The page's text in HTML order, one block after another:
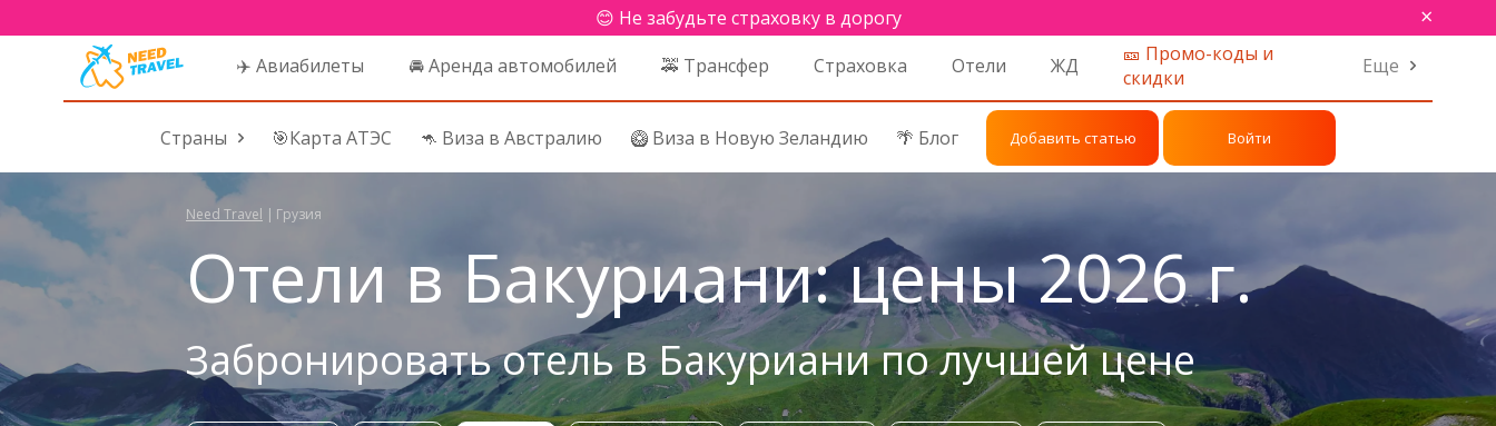
😊 Не забудьте страховку в дорогу ×
✈️ Авиабилеты 🚘 Аренда автомобилей 🚕 Трансфер Страховка Отели ЖД
🎫 Промо-коды и
скидки
Еще
Страны 🎯Карта АТЭС 🦘 Виза в Австралию 🥝 Виза в Новую Зеландию 🌴 Блог Добавить статью Войти
Need Travel | Грузия
Отели в Бакуриани: цены 2026 г.
Забронировать отель в Бакуриани по лучшей цене